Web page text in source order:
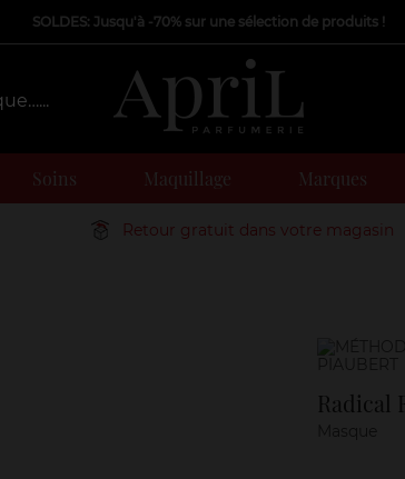
SOLDES: Jusqu'à -70% sur une sélection de produits !
Soins Maquillage Marques
Retour gratuit dans votre magasin
Marque
Radical